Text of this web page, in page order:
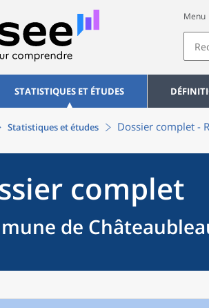
Menu
STATISTIQUES ET ÉTUDES
Statistiques et études Dossier complet -
complet
de